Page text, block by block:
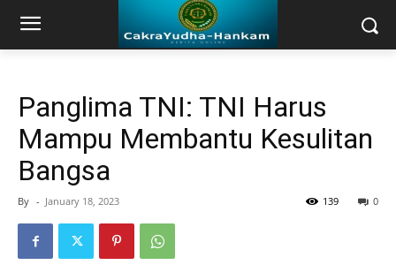
Panglima TNI: TNI Harus
Mampu Membantu Kesulitan
Bangsa
By - January 18, 2023 0
139